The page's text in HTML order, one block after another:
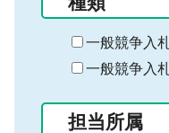
一般競争入
一般競争入
担当所属